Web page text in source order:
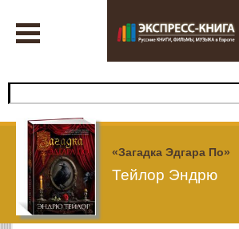
«Загадка Эдгара По»
Тейлор Эндрю